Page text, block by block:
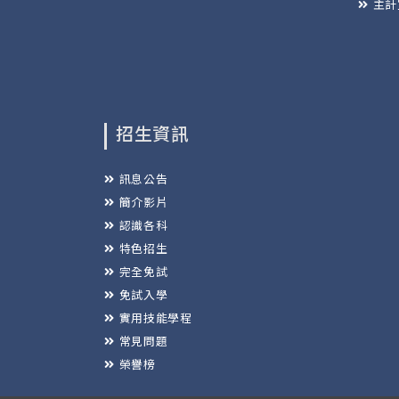
主
招生資訊
訊息公告
簡介影片
認識各科
特色招生
完全免試
免試入學
實用技能學程
常見問題
榮譽榜